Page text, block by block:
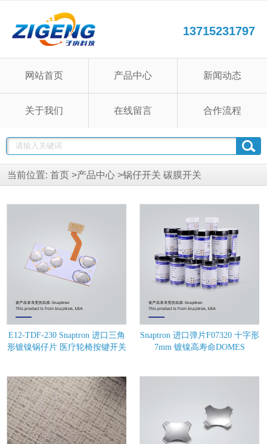
13715231797
网站首页 产品中心 新闻动态
关于我们 在线留言 合作流程
当前位置: 首页 >产品中心 >锅仔开关 碳膜开关
E12-TDF-230 Snaptron 进口三角
形镀镍锅仔片 医疗轮椅按键开关
Snaptron 进口弹片F07320 十字形
7mm 镀镍高寿命DOMES